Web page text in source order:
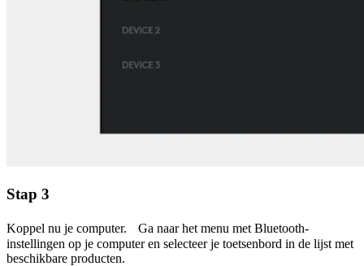
Stap 3
Koppel nu je computer. Ga naar het menu met Bluetooth-
instellingen op je computer en selecteer je toetsenbord in de lijst met
beschikbare producten.